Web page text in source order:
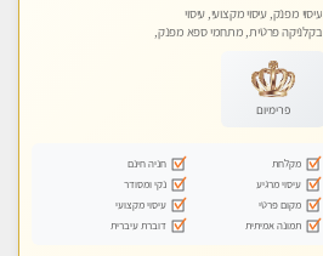
עיסוי מפנק, עיסוי מקצועי, עיסוי
בקלניקה פרטית, מתחמי ספא מפנק,
טנטרה
פרימיום
מקלחת
חניה חינם
עיסוי מרגיע
נקי ומסודר
מקום פרטי
עיסוי מקצועי
תמונה אמיתית
דוברת עיברית